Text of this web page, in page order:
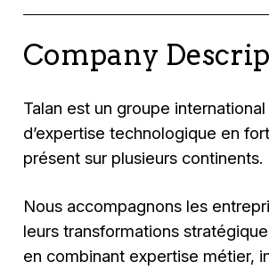
Company
Talan est un groupe
d’expertise technologique en
présent sur plusieurs continents.
Nous accompagnons les
leurs transformations
en combinant expertise métier,